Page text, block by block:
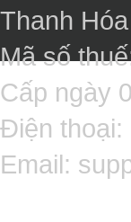
Thanh Hóa
Mã số
Cấp ngày
Điện thoại:
Email: